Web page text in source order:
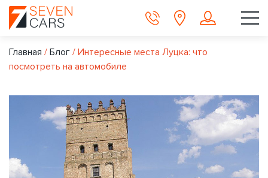
Главная / Блог / Интересные места Луцка: что
посмотреть на автомобиле